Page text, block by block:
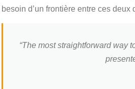
besoin d’un frontière entre ces
“The most straightforward way